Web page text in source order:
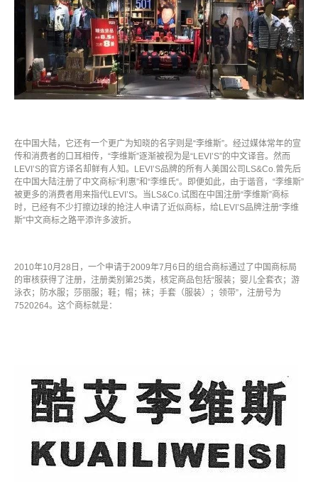
在中国大陆，它还有一个更广为知晓的名字则是“李维斯”。经过媒体常年的宣
传和消费者的口耳相传，“李维斯”逐渐被视为是“LEVI’S”的中文译音。然而
LEVI’S的官方译名却鲜有人知。 LEVI’S品牌的所有人美国公司 LS&Co.曾先后
在中国大陆注册了中文商标“利惠”和“李维氏“。即便如此，由于谐音， “李维斯”
被更多的消费者用来指代LEVI’S。当 LS&Co.试图在中国注册“李维斯”商标
时，已经有不少打擦边球的抢注人申请了近似商标，给LEVI’S品牌注册“李维
斯”中文商标之路平添许多波折。
2010年10月 28 日，一个申请于2009年7月 6 日的组合商标通过了中国商标局
的审核获得了注册，注册类别第25类，核定商品包括“服装；婴儿全套衣；游
泳衣；防水服；莎丽服；鞋；帽；袜；手套（服装）；领带”，注册号为
7520264。这个商标就是：